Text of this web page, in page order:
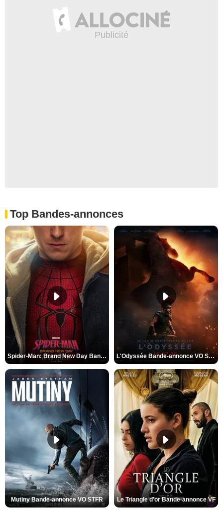
Top Bandes-annonces
Spider-Man: Brand New Day Bande-annonce VO STFR L'Odyssée Bande-annonce VO STFR
Mutiny Bande-annonce VO STFR Le Triangle d'or Bande-annonce VF